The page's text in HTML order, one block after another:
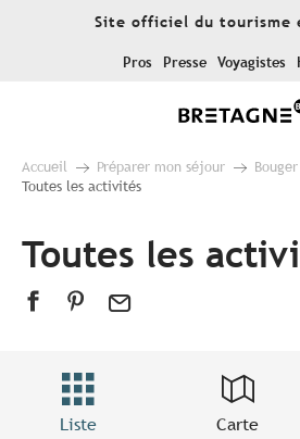
Site officiel du tourisme
Pros Presse Voyagistes
Accueil Préparer mon séjour
Toutes les activités
Toutes les
Liste Carte